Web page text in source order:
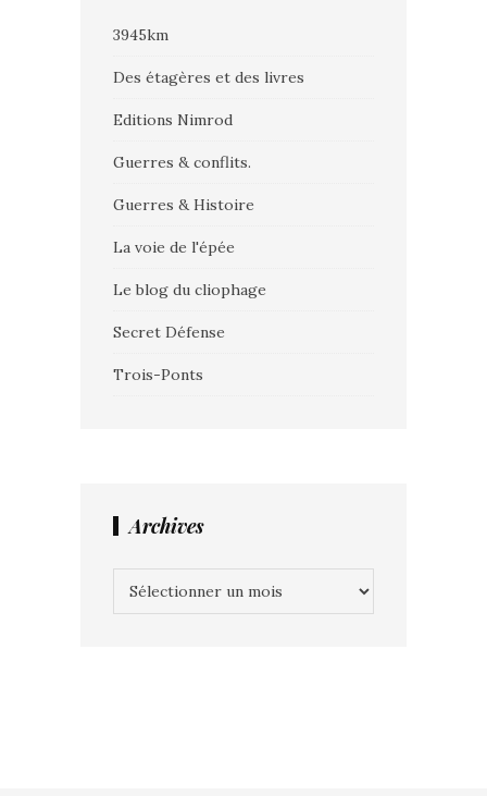
3945km
Des étagères et des livres
Editions Nimrod
Guerres & conflits.
Guerres & Histoire
La voie de l'épée
Le blog du cliophage
Secret Défense
Trois-Ponts
Archives